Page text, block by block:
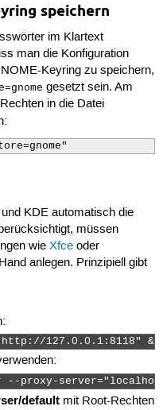
speichern
im Klartext
man die Konfiguration
Keyring zu speichern,
gesetzt sein. Am
in die Datei
KDE automatisch die
müssen
wie Xfceoder
anlegen. Prinzipiell gibt
127.0.0.1:8118"
--proxy-
default mit Root-Rechten